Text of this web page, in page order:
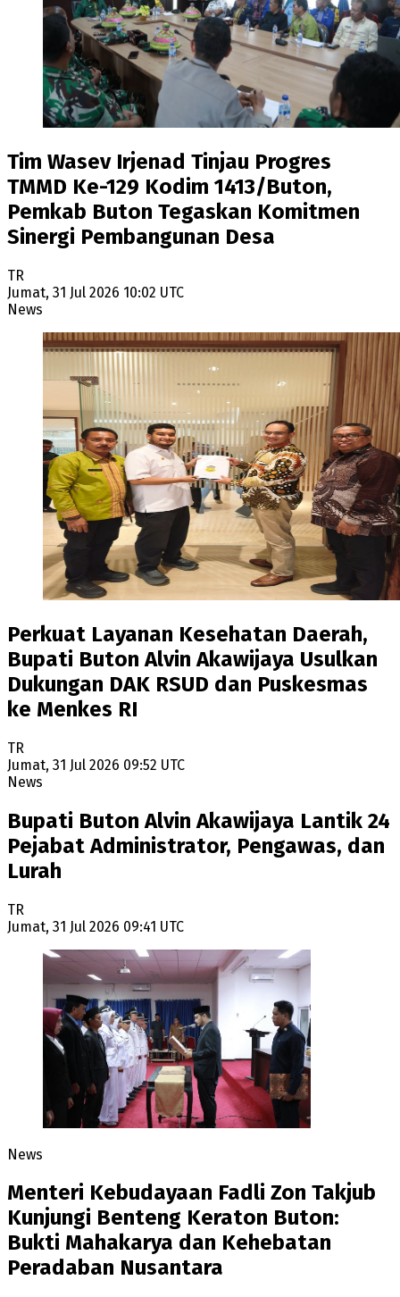
Tim Wasev Irjenad Tinjau Progres
TMMD Ke-129 Kodim 1413/Buton,
Pemkab Buton Tegaskan Komitmen
Sinergi Pembangunan Desa
TR
Jumat, 31 Jul 2026 10:02 UTC
News
Perkuat Layanan Kesehatan Daerah,
Bupati Buton Alvin Akawijaya Usulkan
Dukungan DAK RSUD dan Puskesmas
ke Menkes RI
TR
Jumat, 31 Jul 2026 09:52 UTC
News
Bupati Buton Alvin Akawijaya Lantik 24
Pejabat Administrator, Pengawas, dan
Lurah
TR
Jumat, 31 Jul 2026 09:41 UTC
News
Menteri Kebudayaan Fadli Zon Takjub
Kunjungi Benteng Keraton Buton:
Bukti Mahakarya dan Kehebatan
Peradaban Nusantara